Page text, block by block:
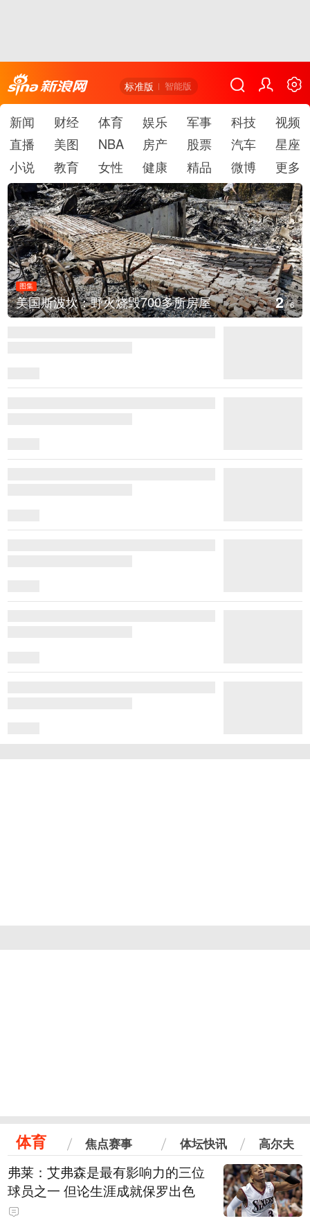
标准版 智能版
新闻 财经 体育 娱乐 军事 科技
视频
直播
美图 NBA 房产 股票 汽车
星座
小说
教育 女性 健康 精品 微博 更多
图集
叙利亚：大马士革发生爆炸 3/6
体育 焦点赛事 体坛快讯 高尔夫
弗莱：艾弗森是最有影响力的三位
球员之一 但论生涯成就保罗出色